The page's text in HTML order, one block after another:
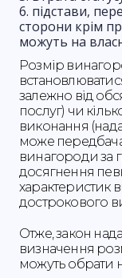
підстави,
сторони крім
можуть на
‌Розмір
залежно від
послуг) чи
виконання
може
винагороди за
досягнення
характеристик
дострокового
Отже, закон
визначення
можуть обрати